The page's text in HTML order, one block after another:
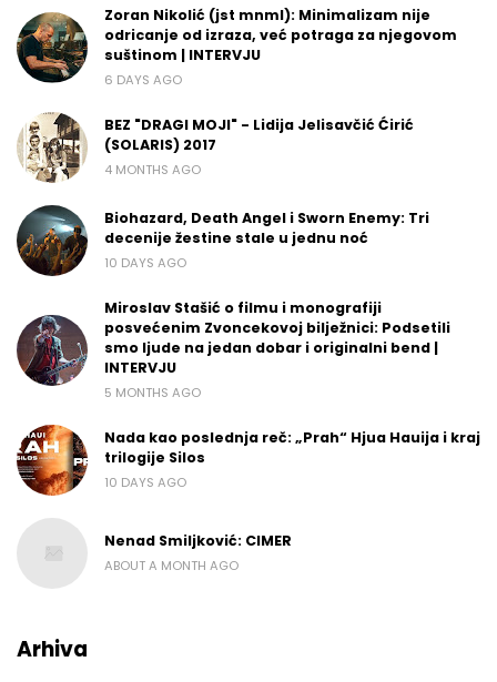
Zoran Nikolić (jst mnml): Minimalizam nije
odricanje od izraza, već potraga za njegovom
suštinom | INTERVJU
6 DAYS AGO
BEZ "DRAGI MOJI" - Lidija Jelisavčić Ćirić
(SOLARIS) 2017
4 MONTHS AGO
Biohazard, Death Angel i Sworn Enemy: Tri
decenije žestine stale u jednu noć
10 DAYS AGO
Miroslav Stašić o filmu i monografiji
posvećenim Zvoncekovoj bilježnici: Podsetili
smo ljude na jedan dobar i originalni bend |
INTERVJU
5 MONTHS AGO
Nada kao poslednja reč: „Prah“ Hjua Hauija i kraj
trilogije Silos
10 DAYS AGO
Nenad Smiljković: CIMER
ABOUT A MONTH AGO
Arhiva